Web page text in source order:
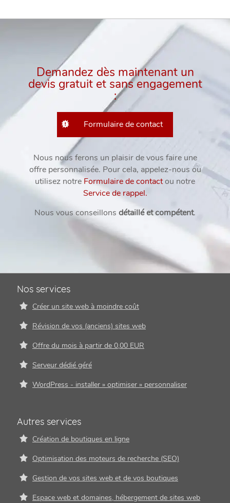
Demandez dès maintenant un
devis gratuit et sans engagement
:
Formulaire de contact
Nous nous ferons un plaisir de vous faire une
offre personnalisée. Pour cela, appelez-nous ou
utilisez notre Formulaire de contactou notre
Service de rappel.
Nous vous conseillons détaillé et compétent.
Nos services
Créer un site web à moindre coût
Révision de vos (anciens) sites web
Offre du mois à partir de 0,00 EUR
Serveur dédié géré
WordPress - installer » optimiser » personnaliser
Autres services
Création de boutiques en ligne
Optimisation des moteurs de recherche (SEO)
Gestion de vos sites web et de vos boutiques
Espace web et domaines, hébergement de sites web